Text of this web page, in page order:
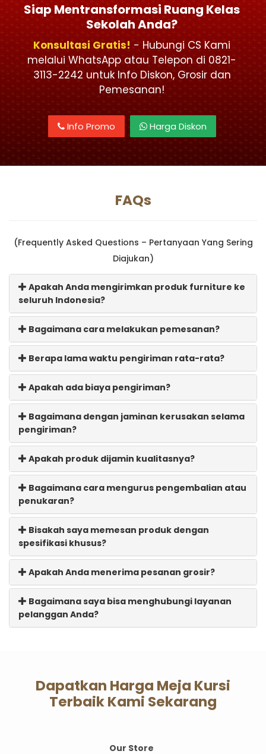
Siap Mentransformasi Ruang Kelas
Sekolah Anda?
Konsultasi Gratis! - Hubungi CS Kami
melalui WhatsApp atau Telepon di 0821-
3113-2242 untuk Info Diskon, Grosir dan
Pemesanan!
Info Promo Harga Diskon
FAQs
(Frequently Asked Questions – Pertanyaan Yang Sering
Diajukan)
Apakah Anda mengirimkan produk furniture ke
seluruh Indonesia?
Bagaimana cara melakukan pemesanan?
Berapa lama waktu pengiriman rata-rata?
Apakah ada biaya pengiriman?
Bagaimana dengan jaminan kerusakan selama
pengiriman?
Apakah produk dijamin kualitasnya?
Bagaimana cara mengurus pengembalian atau
penukaran?
Bisakah saya memesan produk dengan
spesifikasi khusus?
Apakah Anda menerima pesanan grosir?
Bagaimana saya bisa menghubungi layanan
pelanggan Anda?
Dapatkan Harga Meja Kursi
Terbaik Kami Sekarang
Our Store